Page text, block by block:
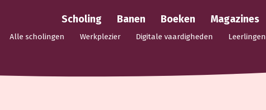
Scholing Banen Boeken Magazines
Alle scholingen Werkplezier Digitale vaardigheden Leerlingen